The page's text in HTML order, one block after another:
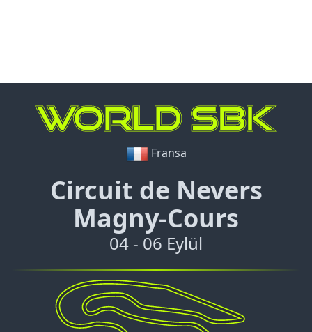
Fransa
Circuit de Nevers
Magny-Cours
04 - 06 Eylül